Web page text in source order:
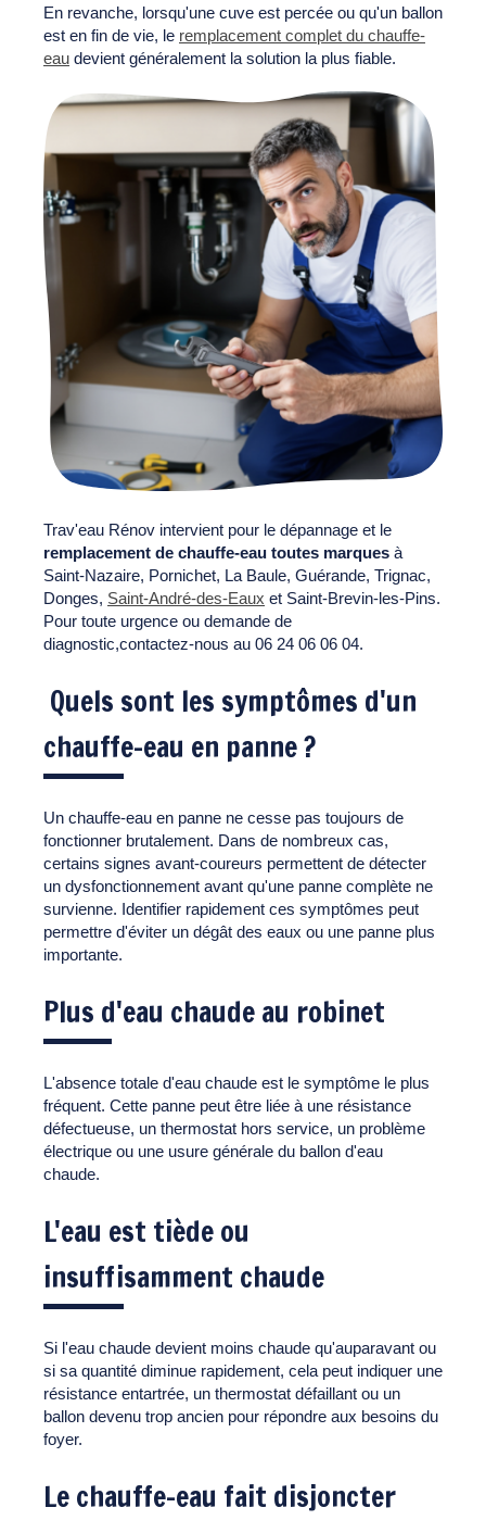
En revanche, lorsqu'une cuve est percée ou qu'un ballon
est en fin de vie, le remplacement complet du chauffe-
eau devient généralement la solution la plus fiable.
Trav'eau Rénov intervient pour le dépannage et le
remplacement de chauffe-eau toutes marques à
Saint-Nazaire, Pornichet, La Baule, Guérande, Trignac,
Donges, Saint-André-des-Eaux et Saint-Brevin-les-Pins.
Pour toute urgence ou demande de
diagnostic,contactez-nous au 06 24 06 06 04.
Quels sont les symptômes d'un
chauffe-eau en panne ?
Un chauffe-eau en panne ne cesse pas toujours de
fonctionner brutalement. Dans de nombreux cas,
certains signes avant-coureurs permettent de détecter
un dysfonctionnement avant qu'une panne complète ne
survienne. Identifier rapidement ces symptômes peut
permettre d'éviter un dégât des eaux ou une panne plus
importante.
Plus d'eau chaude au robinet
L'absence totale d'eau chaude est le symptôme le plus
fréquent. Cette panne peut être liée à une résistance
défectueuse, un thermostat hors service, un problème
électrique ou une usure générale du ballon d'eau
chaude.
L'eau est tiède ou
insuffisamment chaude
Si l'eau chaude devient moins chaude qu'auparavant ou
si sa quantité diminue rapidement, cela peut indiquer une
résistance entartrée, un thermostat défaillant ou un
ballon devenu trop ancien pour répondre aux besoins du
foyer.
Le chauffe-eau fait disjoncter